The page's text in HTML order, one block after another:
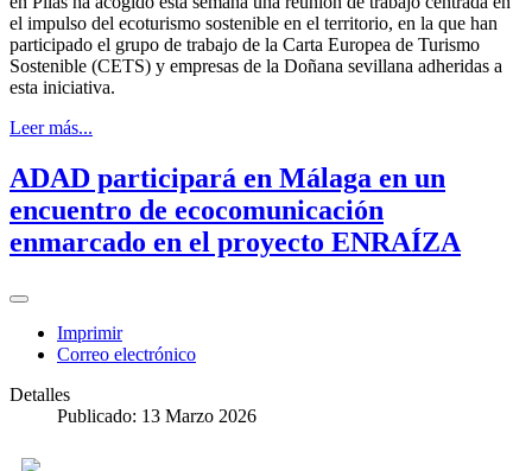
el impulso del ecoturismo sostenible en el territorio, en la que han
participado el grupo de trabajo de la Carta Europea de Turismo
Sostenible (CETS) y empresas de la Doñana sevillana adheridas a
esta iniciativa.
Leer más...
ADAD participará en Málaga en un
encuentro de ecocomunicación
enmarcado en el proyecto ENRAÍZA
Imprimir
Correo electrónico
Detalles
Publicado: 13 Marzo 2026